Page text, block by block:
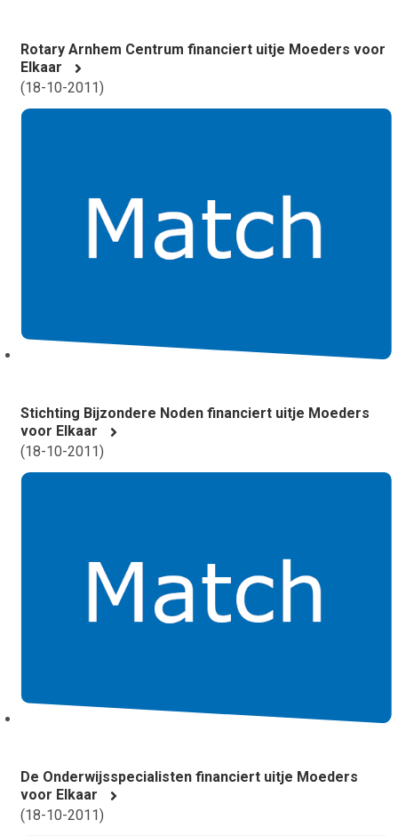
Rotary Arnhem Centrum financiert uitje Moeders voor
Elkaar
(18-10-2011)
Stichting Bijzondere Noden financiert uitje Moeders
voor Elkaar
(18-10-2011)
De Onderwijsspecialisten financiert uitje Moeders
voor Elkaar
(18-10-2011)